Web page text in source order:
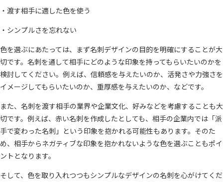
・渡す相手に適した色を使う
・シンプルさを忘れない
色を選ぶにあたっては、まず名刺デザインの目的を明確にすることが大
切です。名刺を通して相手にどのような印象を持ってもらいたいのかを
検討してください。例えば、信頼感を与えたいのか、活発さや力強さを
イメージしてもらいたいのか、重厚感を与えたいのか、などです。
また、名刺を渡す相手の業界や企業文化、好みなどを考慮することも大
切です。例えば、赤い名刺を作成したとしても、相手の企業内では「派
手で変わった名刺」という印象を抱かれる可能性もあります。そのた
め、相手からネガティブな印象を抱かれないような色を選ぶこともポイ
ントとなります。
そして、色を取り入れつつもシンプルなデザインの名刺を心がけてくだ